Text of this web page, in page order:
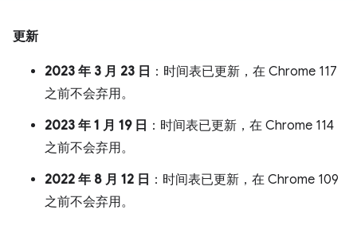
更新
2023 年 3 月 23 日 ：时间表已更新，在 Chrome 117
之前不会弃用。
2023 年 1 月 19 日 ：时间表已更新，在 Chrome 114
之前不会弃用。
2022 年 8 月 12 日 ：时间表已更新，在 Chrome 109
之前不会弃用。